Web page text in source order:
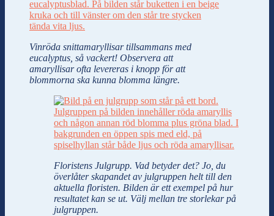
Vinröda snittamaryllisar tillsammans med
eucalyptus, så vackert! Observera att
amaryllisar ofta levereras i knopp för att
blommorna ska kunna blomma längre.
Floristens Julgrupp. Vad betyder det? Jo, du
överlåter skapandet av julgruppen helt till den
aktuella floristen. Bilden är ett exempel på hur
resultatet kan se ut. Välj mellan tre storlekar på
julgruppen.